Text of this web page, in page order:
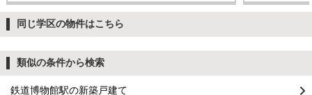
同じ学区の物件はこちら
類似の条件から検索
鉄道博物館駅の新築戸建て